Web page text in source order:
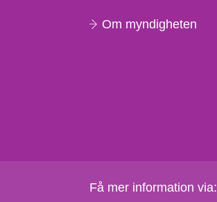
Om myndigheten
Få mer information via: